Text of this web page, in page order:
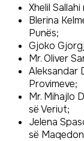
Xhelil
Blerina
Punës;
Gjoko
Mr. Oliver
Aleksandar
Provimeve;
Mr. Mihajlo
së Veriut;
Jelena
së